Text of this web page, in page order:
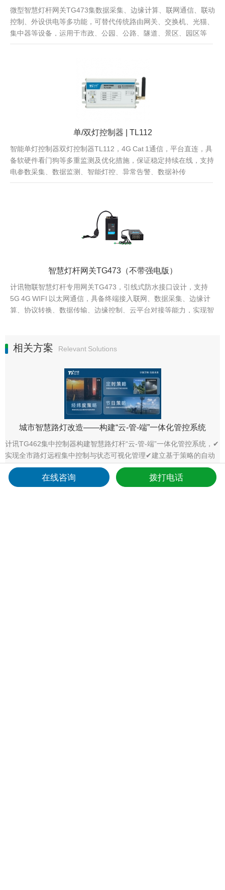
微型智慧灯杆网关TG473集数据采集、边缘计算、联网通信、联动
控制、外设供电等多功能，可替代传统路由网关、交换机、光猫、
集中器等设备，运用于市政、公园、公路、隧道、景区、园区等
单/双灯控制器 | TL112
智能单灯控制器双灯控制器TL112，4G Cat 1通信，平台直连，具
备软硬件看门狗等多重监测及优化措施，保证稳定持续在线，支持
电参数采集、数据监测、智能灯控、异常告警、数据补传
智慧灯杆网关TG473（不带强电版）
计讯物联智慧灯杆专用网关TG473，引线式防水接口设计，支持
5G 4G WIFI 以太网通信，具备终端接入联网、数据采集、边缘计
算、协议转换、数据传输、边缘控制、云平台对接等能力，实现智
相关方案 Relevant Solutions
城市智慧路灯改造——构建“云-管-端”一体化管控系统
计讯TG462集中控制器构建智慧路灯杆“云-管-端”一体化管控系统，✔
实现全市路灯远程集中控制与状态可视化管理✔建立基于策略的自动
化节能调度机制，降低照明能耗✔实时监测
在线咨询 拨打电话